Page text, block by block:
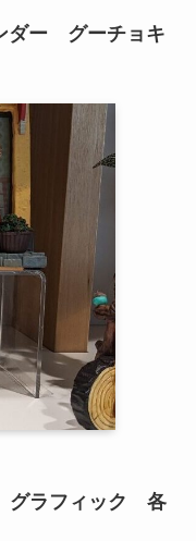
ダー グーチョキ
グラフィック 各